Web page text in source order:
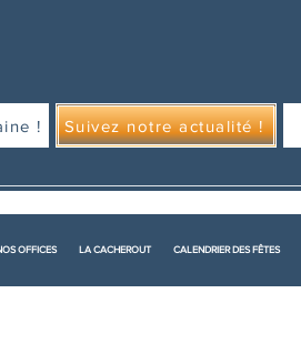
! Suivez notre actualité !
OFFICES LA CACHEROUT CALENDRIER DES FÊTES